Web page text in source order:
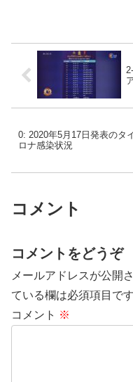
0: 2020年5月17日発表のタ
ロナ感染状況
コメント
コメントをどうぞ
メールアドレスが公開
ている欄は必須項目です
コメント ※